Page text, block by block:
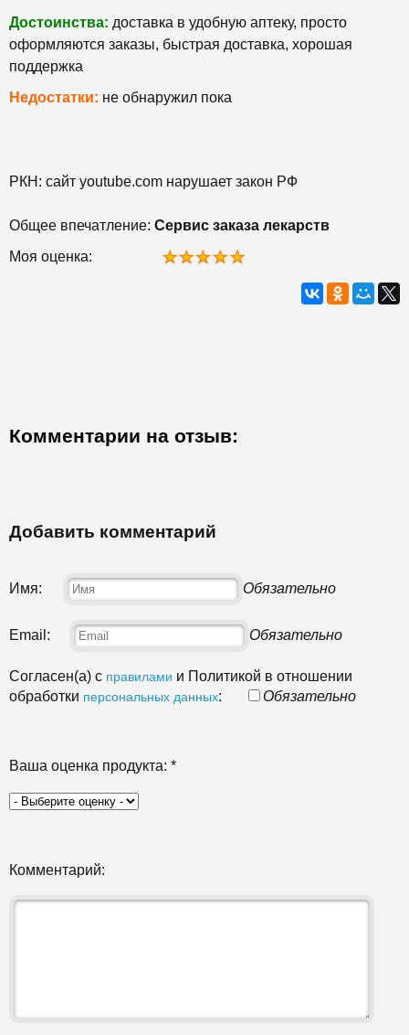
Достоинства: доставка в удобную аптеку, просто
оформляются заказы, быстрая доставка, хорошая
поддержка
Недостатки: не обнаружил пока
РКН: сайт youtube.com нарушает закон РФ
Общее впечатление: Сервис заказа лекарств
Моя оценка:
Комментарии на отзыв:
Добавить комментарий
Имя: Обязательно
Email: Обязательно
Согласен(а) с правилами и Политикой в отношении
обработки персональных данных: Обязательно
Ваша оценка продукта: *
Комментарий: